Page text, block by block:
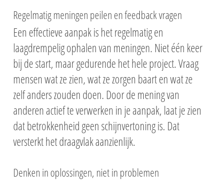
Regelmatig meningen peilen en feedback vragen
Een effectieve aanpak is het regelmatig en
laagdrempelig ophalen van meningen. Niet één keer
bij de start, maar gedurende het hele project. Vraag
mensen wat ze zien, wat ze zorgen baart en wat ze
zelf anders zouden doen. Door de mening van
anderen actief te verwerken in je aanpak, laat je zien
dat betrokkenheid geen schijnvertoning is. Dat
versterkt het draagvlak aanzienlijk.
Denken in oplossingen, niet in problemen